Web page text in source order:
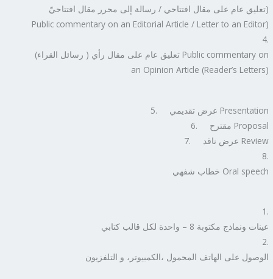
تعليق عام على مقال افتتاحي / رسالة إلى محرر مقال افتتاحيّ)
Public commentary on an Editorial Article / Letter to an Editor)
تعليق عام على مقال رأي ( رسائل القراء) Public commentary on
an Opinion Article (Reader’s Letters)
5. عرض تقديمي Presentation
6. مقترح Proposal
7. عرض ناقد Review
خطاب شفهي Oral speech
عينات ونماذج مكتوبة 8 – واحدة لكل قالب كتابي
الوصول على الهاتف المحمول ،الكمبيوتر، و التلفزيون